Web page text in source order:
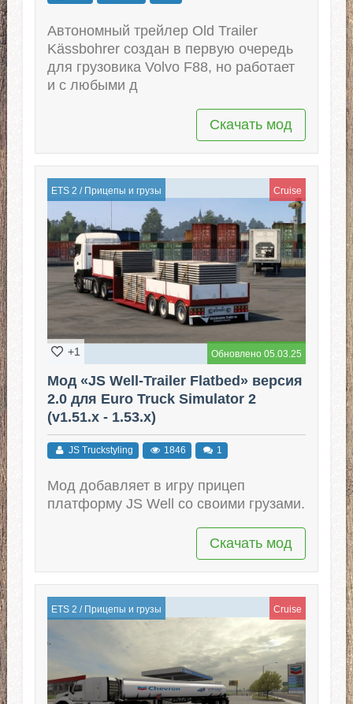
Автономный трейлер Old Trailer
Kässbohrer создан в первую очередь
для грузовика Volvo F88, но работает
и с любыми д
Скачать мод
ETS 2 / Прицепы и грузы Cruise
Обновлено 05.03.25
+1
Мод «JS Well-Trailer Flatbed» версия
2.0 для Euro Truck Simulator 2
(v1.51.x - 1.53.x)
JS Truckstyling 1846 1
Мод добавляет в игру прицеп
платформу JS Well со своими грузами.
Скачать мод
ETS 2 / Прицепы и грузы Cruise